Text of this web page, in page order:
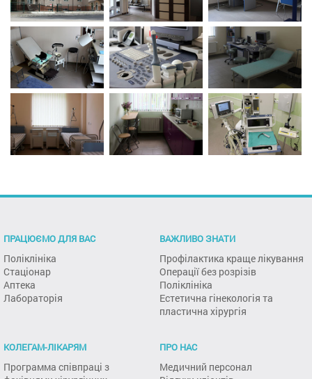
ПРАЦЮЄМО ДЛЯ ВАС
Поліклініка
Стаціонар
Аптека
Лабораторія
ВАЖЛИВО ЗНАТИ
Профілактика краще лікування
Операції без розрізів
Поліклініка
Естетична гінекологія та
пластична хірургія
КОЛЕГАМ-ЛІКАРЯМ
Программа співпраці з
ПРО НАС
Медичний персонал